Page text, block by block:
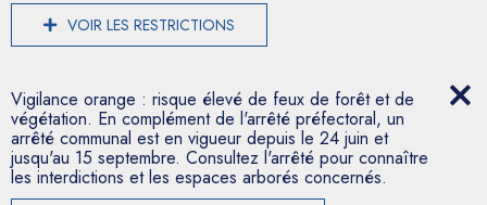
VOIR LES RESTRICTIONS
Vigilance orange : risque élevé de feux de forêt et de
végétation. En complément de l'arrêté préfectoral, un
arrêté communal est en vigueur depuis le 24 juin et
jusqu'au 15 septembre. Consultez l'arrêté pour connaître
les interdictions et les espaces arborés concernés.